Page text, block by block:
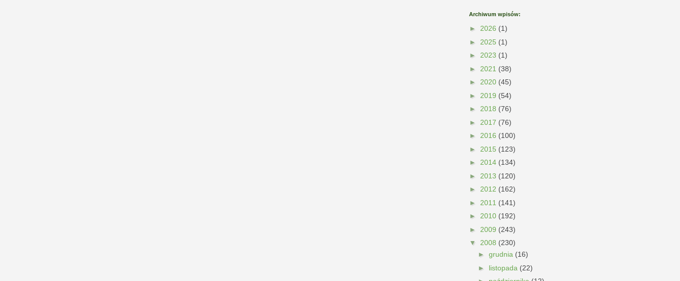
Archiwum wpisów:
► 2026 (1)
► 2025 (1)
► 2023 (1)
► 2021 (38)
► 2020 (45)
► 2019 (54)
► 2018 (76)
► 2017 (76)
► 2016 (100)
► 2015 (123)
► 2014 (134)
► 2013 (120)
► 2012 (162)
► 2011 (141)
► 2010 (192)
► 2009 (243)
▼ 2008 (230)
► grudnia (16)
► listopada (22)